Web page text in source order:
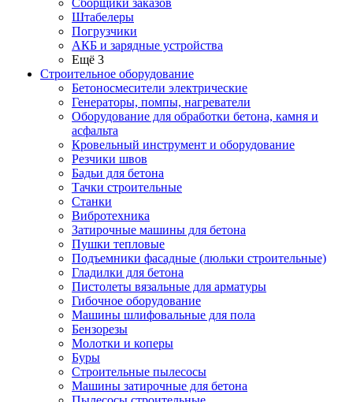
Сборщики заказов
Штабелеры
Погрузчики
АКБ и зарядные устройства
Ещё 3
Строительное оборудование
Бетоносмесители электрические
Генераторы, помпы, нагреватели
Оборудование для обработки бетона, камня и
асфальта
Кровельный инструмент и оборудование
Резчики швов
Бадьи для бетона
Тачки строительные
Станки
Вибротехника
Затирочные машины для бетона
Пушки тепловые
Подъемники фасадные (люльки строительные)
Гладилки для бетона
Пистолеты вязальные для арматуры
Гибочное оборудование
Машины шлифовальные для пола
Бензорезы
Молотки и коперы
Буры
Строительные пылесосы
Машины затирочные для бетона